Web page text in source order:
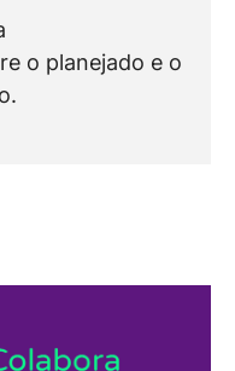
o planejado e o